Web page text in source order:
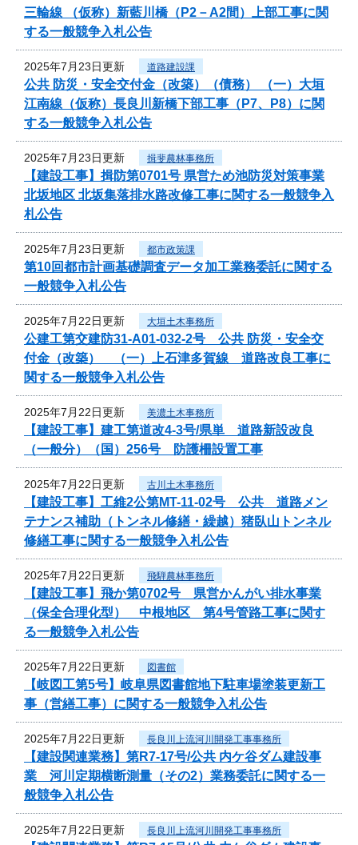
三輪線 （仮称）新藍川橋（P2－A2間）上部工事に関
する一般競争入札公告
2025年7月23日更新 道路建設課
公共 防災・安全交付金（改築）（債務） （一）大垣
江南線（仮称）長良川新橋下部工事（P7、P8）に関
する一般競争入札公告
2025年7月23日更新 揖斐農林事務所
【建設工事】揖防第0701号 県営ため池防災対策事業
北坂地区 北坂集落排水路改修工事に関する一般競争入
札公告
2025年7月23日更新 都市政策課
第10回都市計画基礎調査データ加工業務委託に関する
一般競争入札公告
2025年7月22日更新 大垣土木事務所
公建工第交建防31-A01-032-2号 公共 防災・安全交
付金（改築） （一）上石津多賀線 道路改良工事に
関する一般競争入札公告
2025年7月22日更新 美濃土木事務所
【建設工事】建工第道改4-3号/県単 道路新設改良
（一般分）（国）256号 防護柵設置工事
2025年7月22日更新 古川土木事務所
【建設工事】工維2公第MT-11-02号 公共 道路メン
テナンス補助（トンネル修繕・繰越）猪臥山トンネル
修繕工事に関する一般競争入札公告
2025年7月22日更新 飛騨農林事務所
【建設工事】飛か第0702号 県営かんがい排水事業
（保全合理化型） 中根地区 第4号管路工事に関す
る一般競争入札公告
2025年7月22日更新 図書館
【岐図工第5号】岐阜県図書館地下駐車場塗装更新工
事（営繕工事）に関する一般競争入札公告
2025年7月22日更新 長良川上流河川開発工事事務所
【建設関連業務】第R7-17号/公共 内ケ谷ダム建設事
業 河川定期横断測量（その2）業務委託に関する一
般競争入札公告
2025年7月22日更新 長良川上流河川開発工事事務所